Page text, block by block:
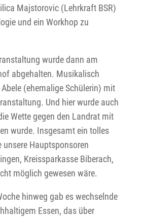
Majstorovic (Lehrkraft BSR)
und ein Workhop zu
wurde dann am
abgehalten. Musikalisch
(ehemalige Schülerin) mit
Und hier wurde auch
Wette gegen den Landrat mit
wurde. Insgesamt ein tolles
unsere Hauptsponsoren
Kreissparkasse Biberach,
möglich gewesen wäre.
hinweg gab es wechselnde
Essen, das über